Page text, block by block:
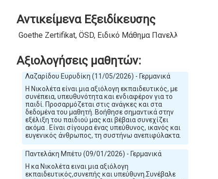
Αντικείμενα Εξειδίκευσης
Goethe Zertifikat, ÖSD, Ειδικό Μάθημα Πανελληνίων, ΚΠΓ
Αξιολογήσεις μαθητών:
Λαζαρίδου Ευρυδίκη (11/05/2026) - Γερμανικά
Η Νικολέτα είναι μια αξιόλογη εκπαιδευτικός, με
συνέπεια, υπευθυνότητα και ενδιαφέρον για το
παιδί. Προσαρμόζεται στις ανάγκες και στα
δεδομένα του μαθητή. Βοήθησε σημαντικά στην
εξέλιξη του παιδιού μας και βέβαια συνεχίζει
ακόμα . Είναι σίγουρα ένας υπεύθυνος, ικανός και
ευγενικός άνθρωπος, τη συστήνω ανεπιφύλακτα.
Παντελάκη Μπέτυ (09/01/2026) - Γερμανικά
Η κα Νικολέτα ειναι μια αξιόλογη
εκπαιδευτικός,συνεπής και υπεύθυνη.Συνέβαλε